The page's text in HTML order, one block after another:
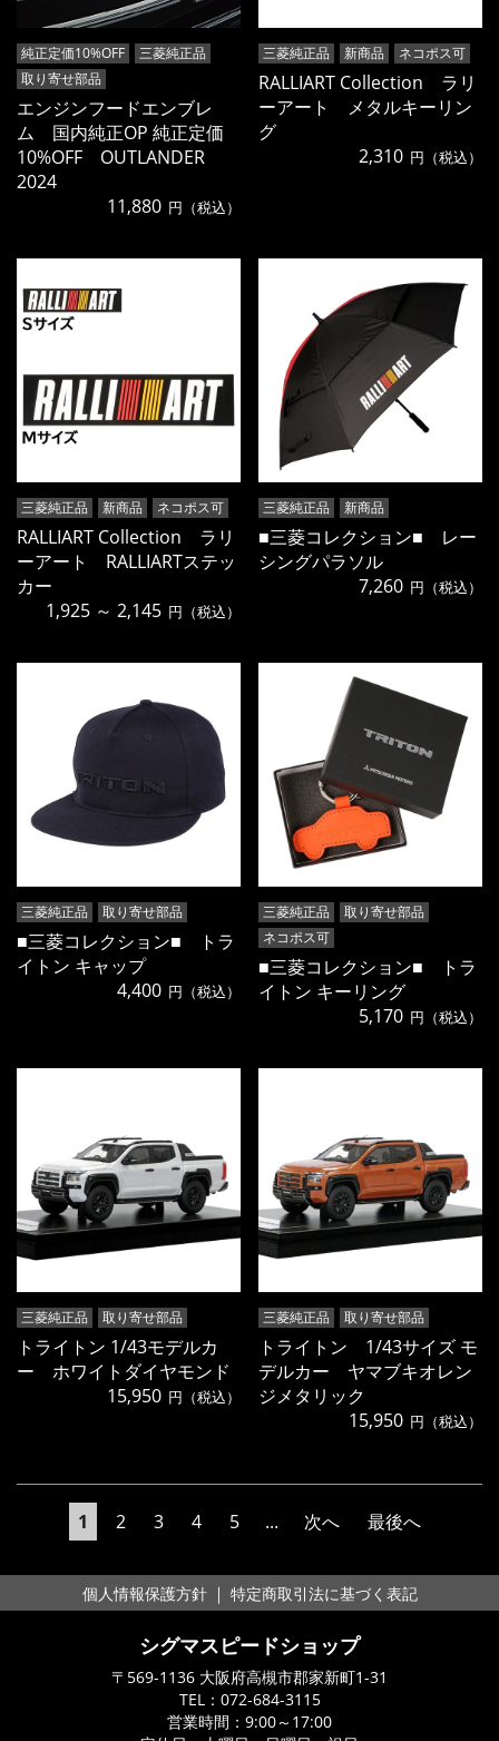
純正定価10%OFF
三菱純正品
取り寄せ部品
エンジンフードエンブレ
ム 国内純正OP 純正定価
10%OFF OUTLANDER
2024
11,880 円（税込）
三菱純正品 新商品 ネコポス可
RALLIART Collection ラリ
ーアート メタルキーリン
グ
2,310 円（税込）
三菱純正品 新商品 ネコポス可
RALLIART Collection ラリ
ーアート RALLIARTステッ
カー
1,925 ～ 2,145 円（税込）
三菱純正品 新商品
■三菱コレクション■ レー
シングパラソル
7,260 円（税込）
三菱純正品 取り寄せ部品
■三菱コレクション■ トラ
イトン キャップ
4,400 円（税込）
三菱純正品
取り寄せ部品
ネコポス可
■三菱コレクション■ トラ
イトン キーリング
5,170 円（税込）
三菱純正品 取り寄せ部品
トライトン 1/43モデルカ
ー ホワイトダイヤモンド
15,950 円（税込）
三菱純正品 取り寄せ部品
トライトン 1/43サイズ モ
デルカー ヤマブキオレン
ジメタリック
15,950 円（税込）
1 2 3 4 5 ... 次へ 最後へ
個人情報保護方針 ｜ 特定商取引法に基づく表記
シグマスピードショップ
〒569-1136 大阪府高槻市郡家新町1-31
TEL： 072-684-3115
営業時間：9:00～17:00